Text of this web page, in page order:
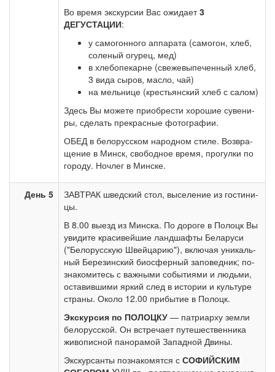
Во вре­мя экс­кур­сии Вас ожи­да­ет3
ДЕГУСТАЦИИ:
у самогонного аппарата (самогон, хлеб,
соленый огурец, мед)
в хлебопекарне (свежевыпеченный хлеб,
3 вида сыров, масло, чай)
на мельнице (крестьянский хлеб с салом)
Здесь Вы мо­же­те при­об­ре­сти хо­ро­шие су­ве­ни­
ры, сде­лать пре­крас­ные фо­то­гра­фии.
ОБЕД в бе­ло­рус­ском на­род­ном сти­ле. Воз­вра­
ще­ние в Минск, свободное вре­мя, про­гул­ки по
го­ро­ду. Ноч­лег в Мин­ске.
День 5
ЗАВ­ТРАК швед­ский стол, вы­се­ле­ние из го­сти­ни­
цы.
В 8.00 вы­езд из Мин­ска. По до­ро­ге в По­лоцк Вы
уви­ди­те кра­си­вей­шие ланд­шаф­ты Бе­ла­ру­си
("Белорусскую Швей­ца­рию"), вклю­чая уни­каль­
ный Бе­ре­зин­ский био­сфер­ный за­по­вед­ник; по­
зна­ко­ми­тесь с важ­ны­ми со­бы­ти­я­ми и людь­ми,
оста­вив­ши­ми яр­кий след в ис­то­рии и куль­ту­ре
стра­ны. Около 12.00 прибытие в По­лоцк.
Экс­кур­сия по ПОЛОЦКУ — пат­ри­ар­ху зем­ли
бе­ло­рус­ской. Он встре­ча­ет пу­те­ше­ствен­ни­ка
жи­во­пис­ной па­но­ра­мой За­пад­ной Дви­ны.
Экс­кур­сан­ты по­зна­ко­мят­ся с СОФИЙСКИМ